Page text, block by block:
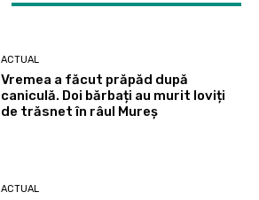
ACTUAL
Vremea a făcut prăpăd după
caniculă. Doi bărbați au murit loviți
de trăsnet în râul Mureș
ACTUAL